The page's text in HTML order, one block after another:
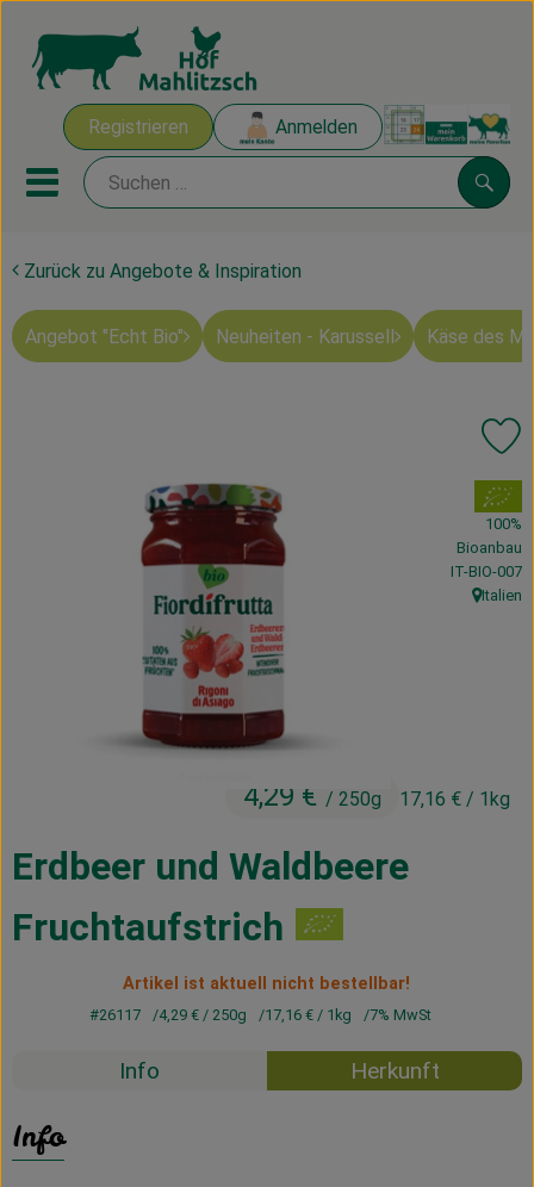
Registrieren Anmelden
Mobiles Menu öffnen oder
Ökokisten
Mahlitzscher Produkte
Obst & Gemüse
Vorratskammer
Haus, Garten & Co.
Lieferservice
Zurück zu Angebote & Inspiration
Angebot "Echt Bio" Neuheiten - Karussell Käse des
Erdbeer und Waldbeere
Fruchtaufstrich
4,29 € / 250g 17,16 € / 1kg
, Verband:
100%
Bioanbau
,IT-BIO-007
,
Italien
Artikel ist aktuell nicht bestellbar!
#26117 4,29 €/ 250g 17,16 €/ 1kg 7% MwSt
Info Herkunft
Info